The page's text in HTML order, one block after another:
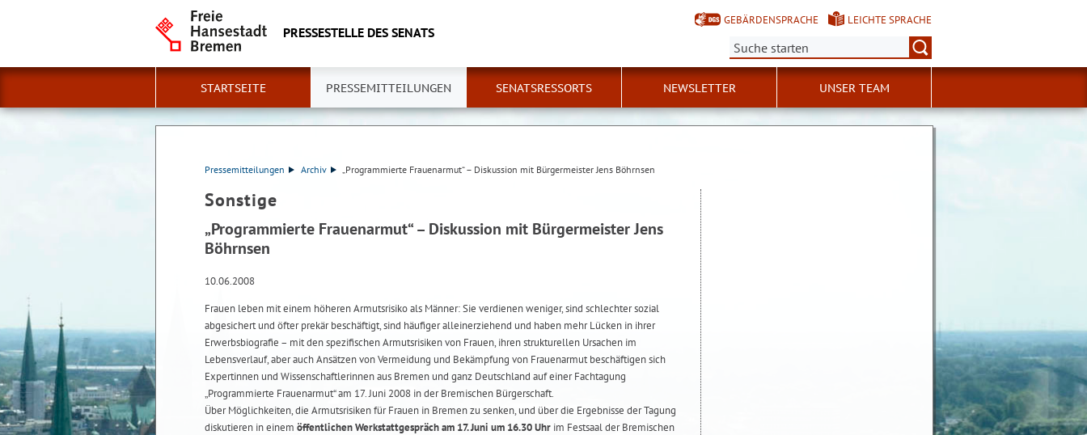
PRESSESTELLE DES SENATS
GEBÄRDENSPRACHE
LEICHTE SPRACHE
Suche:
STARTSEITE PRESSEMITTEILUNGEN SENATSRESSORTS NEWSLETTER UNSER TEAM
Pressemitteilungen Archiv „Programmierte Frauenarmut“ – Diskussion mit Bürgermeister Jens Böhrnsen
Sonstige
„Programmierte Frauenarmut“ – Diskussion mit Bürgermeister Jens
Böhrnsen
10.06.2008
Frauen leben mit einem höheren Armutsrisiko als Männer: Sie verdienen weniger, sind schlechter sozial
abgesichert und öfter prekär beschäftigt, sind häufiger alleinerziehend und haben mehr Lücken in ihrer
Erwerbsbiografie – mit den spezifischen Armutsrisiken von Frauen, ihren strukturellen Ursachen im
Lebensverlauf, aber auch Ansätzen von Vermeidung und Bekämpfung von Frauenarmut beschäftigen sich
Expertinnen und Wissenschaftlerinnen aus Bremen und ganz Deutschland auf einer Fachtagung
„Programmierte Frauenarmut“ am 17. Juni 2008 in der Bremischen Bürgerschaft.
Über Möglichkeiten, die Armutsrisiken für Frauen in Bremen zu senken, und über die Ergebnisse der Tagung
diskutieren in einem öffentlichen Werkstattgespräch am 17. Juni um 16.30 Uhr im Festsaal der Bremischen